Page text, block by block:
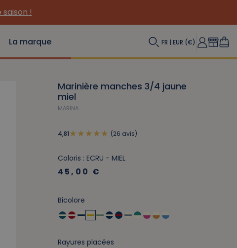
La marque FR | EUR (€)
Marinière manches 3/4 jaune
miel
MARINA
4,81 (26 avis)
Coloris : ECRU - MIEL
45,00 €
Bicolore
Rayures placées